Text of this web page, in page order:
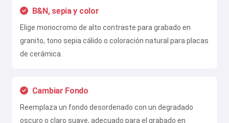
B&N, sepia y color
Elige monocromo de alto contraste para grabado en
granito, tono sepia cálido o coloración natural para placas
de cerámica.
Cambiar Fondo
Reemplaza un fondo desordenado con un degradado
oscuro o claro suave, adecuado para el grabado en